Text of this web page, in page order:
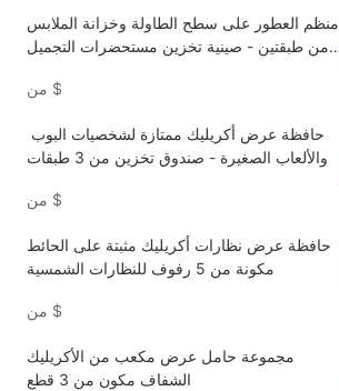
منظم العطور على سطح الطاولة وخزانة الملابس
من طبقتين - صينية تخزين مستحضرات التجميل
$
حافظة عرض أكريليك ممتازة لشخصيات البوب ​​
والألعاب الصغيرة - صندوق تخزين من 3 طبقات
$
حافظة عرض نظارات أكريليك مثبتة على الحائط
مكونة من 5 رفوف للنظارات الشمسية
$
مجموعة حامل عرض مكعب من الأكريليك
الشفاف مكون من 3 قطع